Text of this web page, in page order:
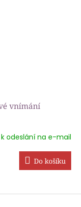
vnímání
odeslání na e-mail
Do košíku